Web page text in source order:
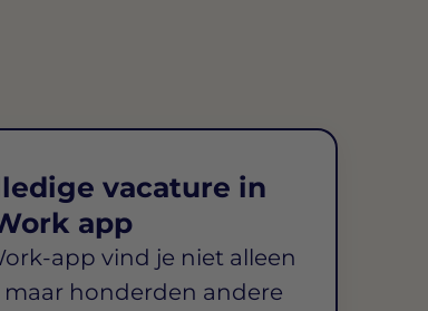
vacature in
app
app vind je niet alleen
maar honderden andere